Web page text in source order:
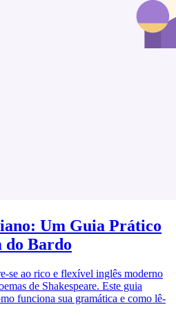
Um Guia Prático
do Bardo
se ao rico e flexível inglês moderno
de Shakespeare. Este guia
funciona sua gramática e como lê-